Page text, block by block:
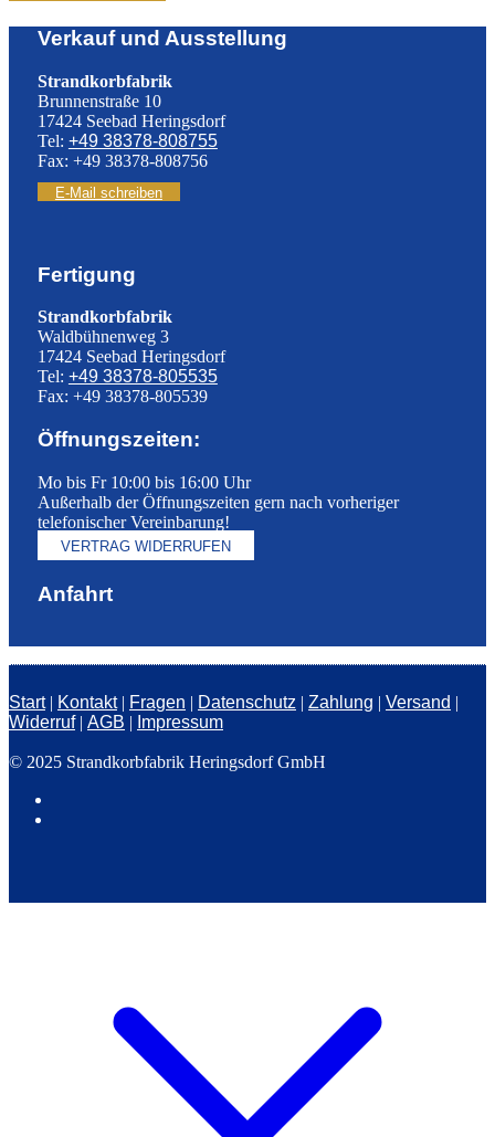
Verkauf und Ausstellung
Strandkorbfabrik
Brunnenstraße 10
17424 Seebad Heringsdorf
Tel: +49 38378-808755
Fax: +49 38378-808756
E-Mail schreiben
Fertigung
Strandkorbfabrik
Waldbühnenweg 3
17424 Seebad Heringsdorf
Tel: +49 38378-805535
Fax: +49 38378-805539
Öffnungszeiten:
Mo bis Fr 10:00 bis 16:00 Uhr
Außerhalb der Öffnungszeiten gern nach vorheriger
telefonischer Vereinbarung!
VERTRAG WIDERRUFEN
Anfahrt
Start| Kontakt| Fragen | Datenschutz | Zahlung | Versand |
Widerruf| AGB | Impressum
© 2025 Strandkorbfabrik Heringsdorf GmbH